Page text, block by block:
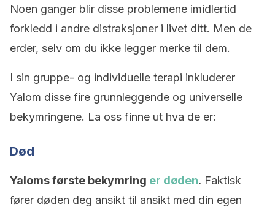
Noen ganger blir disse problemene imidlertid
forkledd i andre distraksjoner i livet ditt. Men de
erder, selv om du ikke legger merke til dem.
I sin gruppe- og individuelle terapi inkluderer
Yalom disse fire grunnleggende og universelle
bekymringene. La oss finne ut hva de er:
Død
Yaloms første bekymring er døden. Faktisk
fører døden deg ansikt til ansikt med din egen